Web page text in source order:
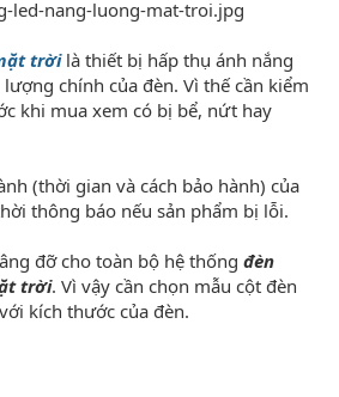
trờilà thiết bị hấp thụ ánh nắng
chính của đèn. Vì thế cần kiểm
khi mua xem có bị bể, nứt hay
(thời gian và cách bảo hành) của
thông báo nếu sản phẩm bị lỗi.
đỡ cho toàn bộ hệ thống đèn
trời. Vì vậy cần chọn mẫu cột đèn
kích thước của đèn.